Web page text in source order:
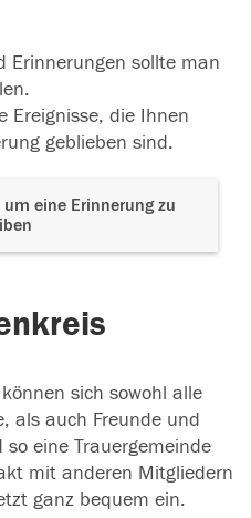
Erinnerungen sollte man
Ereignisse, die Ihnen
geblieben sind.
eine Erinnerung zu
sich sowohl alle
als auch Freunde und
eine Trauergemeinde
mit anderen Mitgliedern
ganz bequem ein.